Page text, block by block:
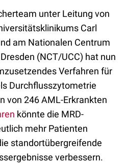
unter Leitung von
Carl
am Nationalen Centrum
(NCT/UCC) hat nun
Verfahren für
Durchflusszytometrie
von 246 AML-Erkrankten
könnte die MRD-
mehr Patienten
standortübergreifende
verbessern.